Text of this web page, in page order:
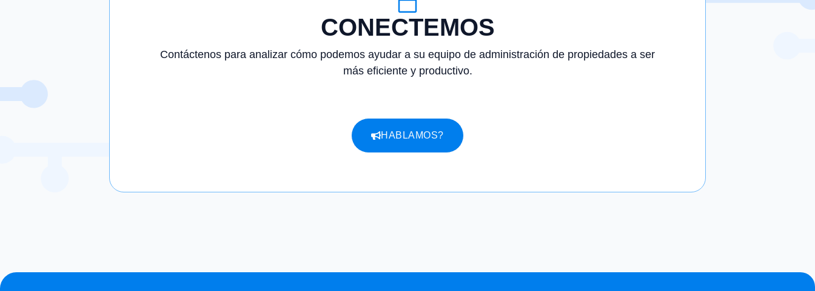
CONECTEMOS
Contáctenos para analizar cómo podemos ayudar a su equipo de administración de propiedades a ser
más eficiente y productivo.
HABLAMOS?